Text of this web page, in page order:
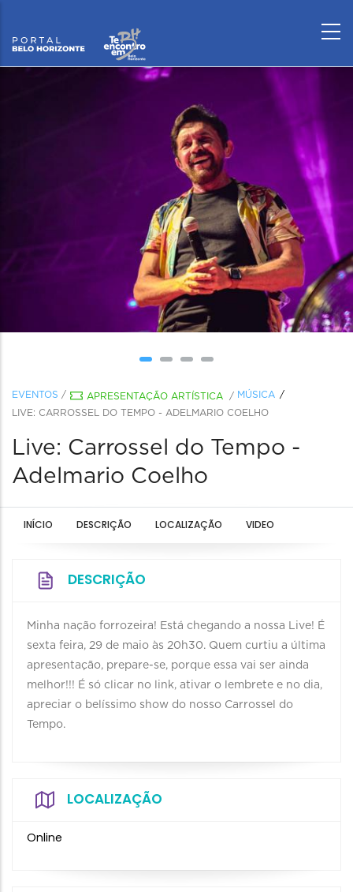
EVENTOS / APRESENTAÇÃO ARTÍSTICA / MÚSICA
LIVE: CARROSSEL DO TEMPO - ADELMARIO COELHO
Live: Carrossel do Tempo -
Adelmario Coelho
INÍCIO DESCRIÇÃO LOCALIZAÇÃO VIDEO
DESCRIÇÃO
Minha nação forrozeira! Está chegando a nossa Live! É
sexta feira, 29 de maio às 20h30. Quem curtiu a última
apresentação, prepare-se, porque essa vai ser ainda
melhor!!! É só clicar no link, ativar o lembrete e no dia,
apreciar o belíssimo show do nosso Carrossel do
Tempo.
LOCALIZAÇÃO
Online